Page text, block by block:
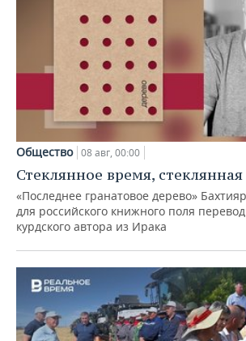
Общество 08 авг, 00:00
Стеклянное время,
«Последнее гранатовое дерево»
для российского книжного поля
курдского автора из Ирака